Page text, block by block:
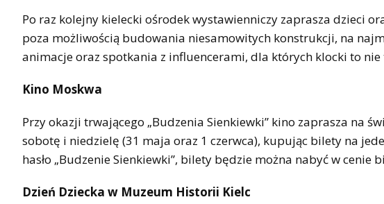
Po raz kolejny kielecki ośrodek wystawienniczy zaprasza dzieci
poza możliwością budowania niesamowitych konstrukcji, na
animacje oraz spotkania z influencerami, dla których klocki to
Kino Moskwa
Przy okazji trwającego „Budzenia Sienkiewki” kino zaprasza na
sobotę i niedzielę (31 maja oraz 1 czerwca), kupując bilety na
hasło „Budzenie Sienkiewki”, bilety będzie można nabyć w cenie
Dzień Dziecka w Muzeum Historii Kielc